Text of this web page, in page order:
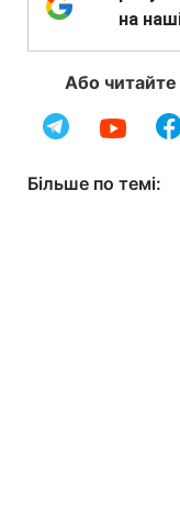
на
Або читайте
Більше по темі: